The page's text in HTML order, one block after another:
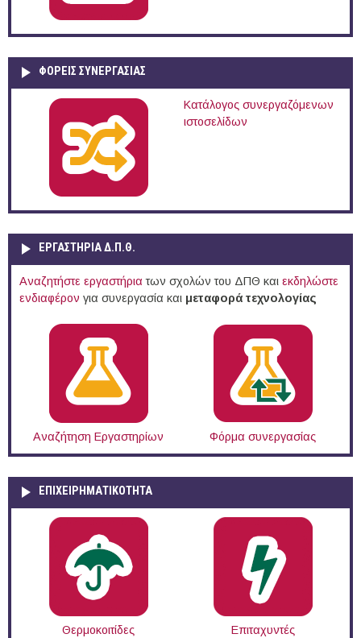
ΦΟΡΕΙΣ ΣΥΝΕΡΓΑΣΙΑΣ
Κατάλογος συνεργαζόμενων
ιστοσελίδων
ΕΡΓΑΣΤΗΡΙΑ Δ.Π.Θ.
Αναζητήστε εργαστήρια των σχολών του ΔΠΘ και εκδηλώστε
ενδιαφέρον για συνεργασία και μεταφορά τεχνολογίας
Αναζήτηση Εργαστηρίων Φόρμα συνεργασίας
ΕΠΙΧΕΙΡΗΜΑΤΙΚΟΤΗΤΑ
Θερμοκοιτίδες Επιταχυντές